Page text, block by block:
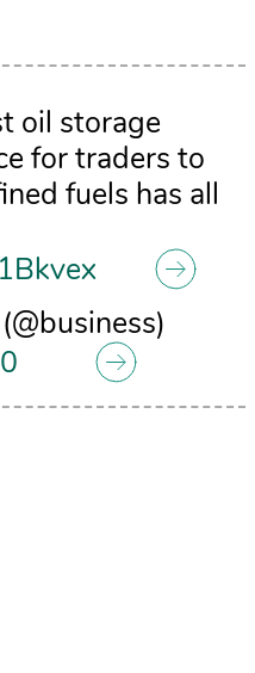
oil storage
for traders to
fuels has all